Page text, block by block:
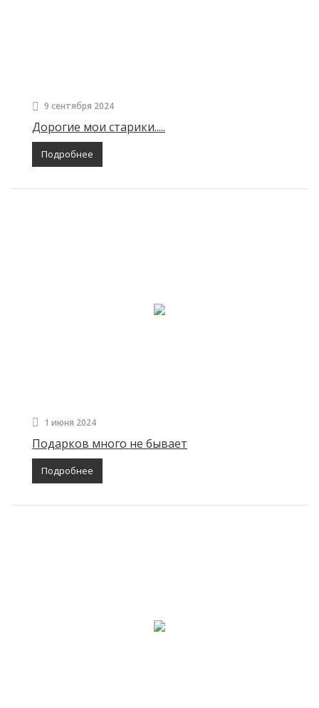
9 сентября 2024
Дорогие мои старики.....
Подробнее
1 июня 2024
Подарков много не бывает
Подробнее